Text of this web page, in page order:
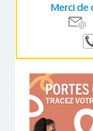
Merci de